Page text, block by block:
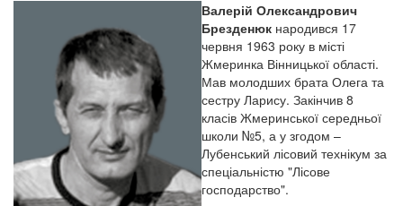
Валерій Олександрович
Брезденюк народився 17
червня 1963 року в місті
Жмеринка Вінницької області.
Мав молодших брата Олега та
сестру Ларису. Закінчив 8
класів Жмеринської середньої
школи №5, а у згодом –
Лубенський лісовий технікум за
спеціальністю "Лісове
господарство".